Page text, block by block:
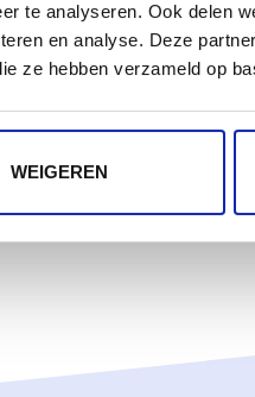
te analyseren. Ook delen
en analyse. Deze
ze hebben verzameld op
WEIGEREN
database
MYSQL